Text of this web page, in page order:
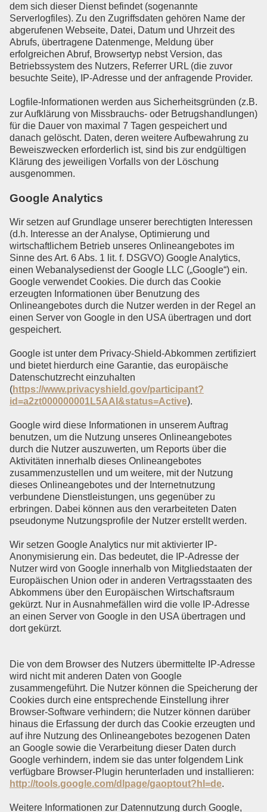
dem sich dieser Dienst befindet (sogenannte
Serverlogfiles). Zu den Zugriffsdaten gehören Name der
abgerufenen Webseite, Datei, Datum und Uhrzeit des
Abrufs, übertragene Datenmenge, Meldung über
erfolgreichen Abruf, Browsertyp nebst Version, das
Betriebssystem des Nutzers, Referrer URL (die zuvor
besuchte Seite), IP-Adresse und der anfragende Provider.
Logfile-Informationen werden aus Sicherheitsgründen (z.B.
zur Aufklärung von Missbrauchs- oder Betrugshandlungen)
für die Dauer von maximal 7 Tagen gespeichert und
danach gelöscht. Daten, deren weitere Aufbewahrung zu
Beweiszwecken erforderlich ist, sind bis zur endgültigen
Klärung des jeweiligen Vorfalls von der Löschung
ausgenommen.
Google Analytics
Wir setzen auf Grundlage unserer berechtigten Interessen
(d.h. Interesse an der Analyse, Optimierung und
wirtschaftlichem Betrieb unseres Onlineangebotes im
Sinne des Art. 6 Abs. 1 lit. f. DSGVO) Google Analytics,
einen Webanalysedienst der Google LLC („Google“) ein.
Google verwendet Cookies. Die durch das Cookie
erzeugten Informationen über Benutzung des
Onlineangebotes durch die Nutzer werden in der Regel an
einen Server von Google in den USA übertragen und dort
gespeichert.
Google ist unter dem Privacy-Shield-Abkommen zertifiziert
und bietet hierdurch eine Garantie, das europäische
Datenschutzrecht einzuhalten
(https://www.privacyshield.gov/participant?
id=a2zt000000001L5AAI&status=Active).
Google wird diese Informationen in unserem Auftrag
benutzen, um die Nutzung unseres Onlineangebotes
durch die Nutzer auszuwerten, um Reports über die
Aktivitäten innerhalb dieses Onlineangebotes
zusammenzustellen und um weitere, mit der Nutzung
dieses Onlineangebotes und der Internetnutzung
verbundene Dienstleistungen, uns gegenüber zu
erbringen. Dabei können aus den verarbeiteten Daten
pseudonyme Nutzungsprofile der Nutzer erstellt werden.
Wir setzen Google Analytics nur mit aktivierter IP-
Anonymisierung ein. Das bedeutet, die IP-Adresse der
Nutzer wird von Google innerhalb von Mitgliedstaaten der
Europäischen Union oder in anderen Vertragsstaaten des
Abkommens über den Europäischen Wirtschaftsraum
gekürzt. Nur in Ausnahmefällen wird die volle IP-Adresse
an einen Server von Google in den USA übertragen und
dort gekürzt.
Die von dem Browser des Nutzers übermittelte IP-Adresse
wird nicht mit anderen Daten von Google
zusammengeführt. Die Nutzer können die Speicherung der
Cookies durch eine entsprechende Einstellung ihrer
Browser-Software verhindern; die Nutzer können darüber
hinaus die Erfassung der durch das Cookie erzeugten und
auf ihre Nutzung des Onlineangebotes bezogenen Daten
an Google sowie die Verarbeitung dieser Daten durch
Google verhindern, indem sie das unter folgendem Link
verfügbare Browser-Plugin herunterladen und installieren:
http://tools.google.com/dlpage/gaoptout?hl=de.
Weitere Informationen zur Datennutzung durch Google,